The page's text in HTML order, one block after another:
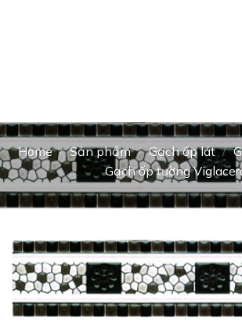
Home / Sản phẩm / Gạch ốp lát /
Gạch ốp tường